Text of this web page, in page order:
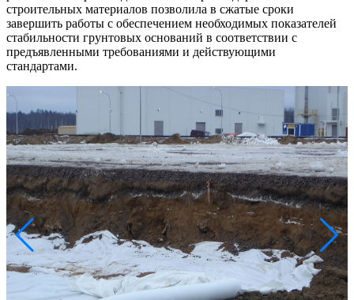
строительных материалов позволила в сжатые сроки
завершить работы с обеспечением необходимых показателей
стабильности грунтовых оснований в соответствии с
предъявленными требованиями и действующими
стандартами.